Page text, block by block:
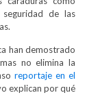
de las
han demostrado
no elimina la
reportaje en el
explican por qué